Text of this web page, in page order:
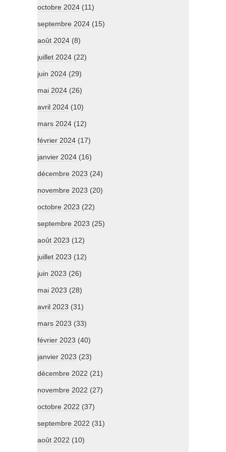
octobre 2024 (11)
septembre 2024 (15)
août 2024 (8)
juillet 2024 (22)
juin 2024 (29)
mai 2024 (26)
avril 2024 (10)
mars 2024 (12)
février 2024 (17)
janvier 2024 (16)
décembre 2023 (24)
novembre 2023 (20)
octobre 2023 (22)
septembre 2023 (25)
août 2023 (12)
juillet 2023 (12)
juin 2023 (26)
mai 2023 (28)
avril 2023 (31)
mars 2023 (33)
février 2023 (40)
janvier 2023 (23)
décembre 2022 (21)
novembre 2022 (27)
octobre 2022 (37)
septembre 2022 (31)
août 2022 (10)